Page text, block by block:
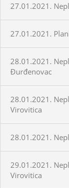
27.01.2021.
27.01.2021.
28.01.2021.
Đurđenovac
28.01.2021.
Virovitica
28.01.2021.
29.01.2021.
Virovitica